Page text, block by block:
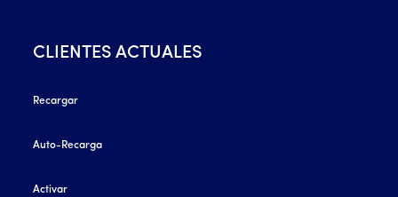
CLIENTES ACTUALES
Recargar
Auto-Recarga
Activar